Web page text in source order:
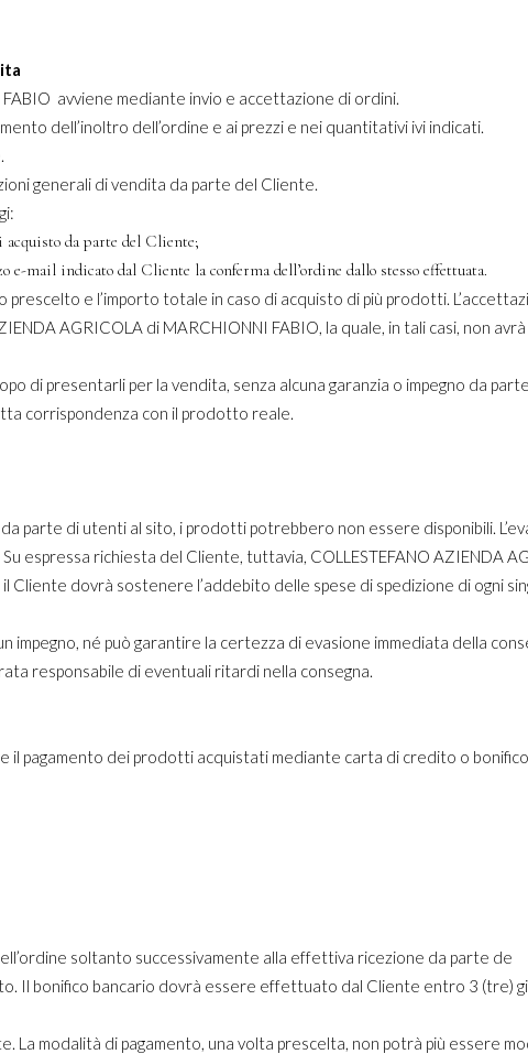
avviene mediante invio e accettazione di ordini.
dell’inoltro dell’ordine e ai prezzi e nei quantitativi ivi indicati.
generali di vendita da parte del Cliente.
da parte del Cliente;
indicato dal Cliente la conferma dell’ordine dallo stesso effettuata.
e l’importo totale in caso di acquisto di più prodotti.
AGRICOLA di MARCHIONNI FABIO, la quale, in tali casi, non
di presentarli per la vendita, senza alcuna garanzia o impegno da parte
corrispondenza con il prodotto reale.
parte di utenti al sito, i prodotti potrebbero non essere disponibili.
espressa richiesta del Cliente, tuttavia, COLLESTEFANO AZIENDA
Cliente dovrà sostenere l’addebito delle spese di spedizione di ogni
impegno, né può garantire la certezza di evasione immediata della
responsabile di eventuali ritardi nella consegna.
pagamento dei prodotti acquistati mediante carta di credito o
soltanto successivamente alla effettiva ricezione da parte de
Il bonifico bancario dovrà essere effettuato dal Cliente entro 3 (tre)
modalità di pagamento, una volta prescelta, non potrà più essere